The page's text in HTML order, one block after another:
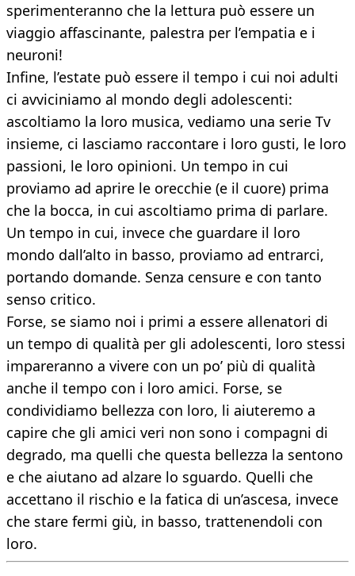
sperimenteranno che la lettura può essere un
viaggio affascinante, palestra per l’empatia e i
neuroni!
Infine, l’estate può essere il tempo i cui noi adulti
ci avviciniamo al mondo degli adolescenti:
ascoltiamo la loro musica, vediamo una serie Tv
insieme, ci lasciamo raccontare i loro gusti, le loro
passioni, le loro opinioni. Un tempo in cui
proviamo ad aprire le orecchie (e il cuore) prima
che la bocca, in cui ascoltiamo prima di parlare.
Un tempo in cui, invece che guardare il loro
mondo dall’alto in basso, proviamo ad entrarci,
portando domande. Senza censure e con tanto
senso critico.
Forse, se siamo noi i primi a essere allenatori di
un tempo di qualità per gli adolescenti, loro stessi
impareranno a vivere con un po’ più di qualità
anche il tempo con i loro amici. Forse, se
condividiamo bellezza con loro, li aiuteremo a
capire che gli amici veri non sono i compagni di
degrado, ma quelli che questa bellezza la sentono
e che aiutano ad alzare lo sguardo. Quelli che
accettano il rischio e la fatica di un’ascesa, invece
che stare fermi giù, in basso, trattenendoli con
loro.